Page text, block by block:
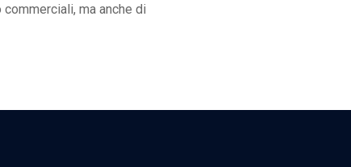
ma anche di